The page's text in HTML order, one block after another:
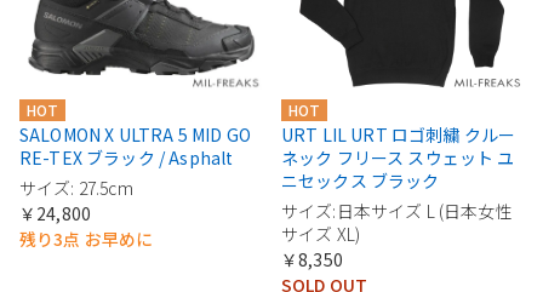
HOT
SALOMON X ULTRA 5 MID GO
RE-TEX ブラック / Asphalt
サイズ: 27.5cm
￥24,800
残り3点 お早めに
HOT
URT LIL URT ロゴ刺繍 クルー
ネック フリース スウェット ユ
ニセックス ブラック
サイズ:日本サイズ L (日本女性
サイズ XL)
￥8,350
SOLD OUT